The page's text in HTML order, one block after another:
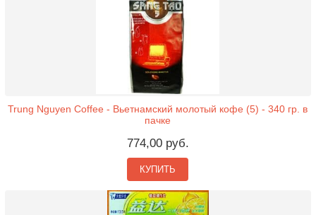
Trung Nguyen Coffee - Вьетнамский молотый кофе (5) - 340 гр. в
пачке
774,00 руб.
КУПИТЬ